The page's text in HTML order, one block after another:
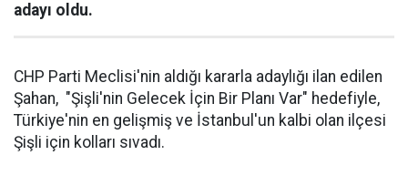
adayı oldu.
CHP Parti Meclisi'nin aldığı kararla adaylığı ilan edilen
Şahan, "Şişli'nin Gelecek İçin Bir Planı Var" hedefiyle,
Türkiye'nin en gelişmiş ve İstanbul'un kalbi olan ilçesi
Şişli için kolları sıvadı.